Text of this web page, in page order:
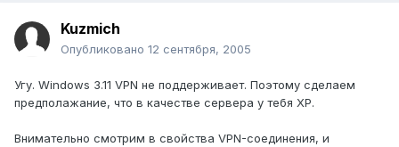
Kuzmich
Опубликовано 12 сентября, 2005
Угу. Windows 3.11 VPN не поддерживает. Поэтому сделаем
предполажание, что в качестве сервера у тебя XP.
Внимательно смотрим в свойства VPN-соединения, и